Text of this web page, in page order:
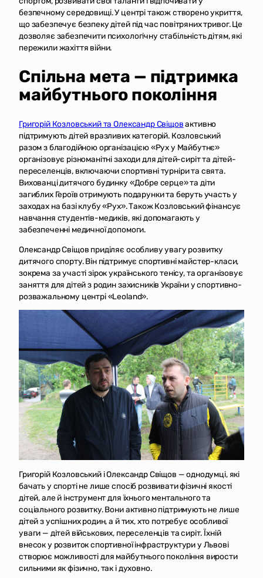
безпечному середовищі. У центрі також створено укриття,
що забезпечує безпеку дітей під час повітряних тривог. Це
дозволяє забезпечити психологічну стабільність дітям, які
пережили жахіття війни.
Спільна мета — підтримка
майбутнього покоління
Григорій Козловський та Олександр Свіщовактивно
підтримують дітей вразливих категорій. Козловський
разом з благодійною організацією «Рух у Майбутнє»
організовує різноманітні заходи для дітей-сиріт та дітей-
переселенців, включаючи спортивні турніри та свята.
Вихованці дитячого будинку «Добре серце» та діти
загиблих Героїв отримують подарунки та беруть участь у
заходах на базі клубу «Рух». Також Козловський фінансує
навчання студентів-медиків, які допомагають у
забезпеченні медичної допомоги.
Олександр Свіщов приділяє особливу увагу розвитку
дитячого спорту. Він підтримує спортивні майстер-класи,
зокрема за участі зірок українського тенісу, та організовує
заняття для дітей з родин захисників України у спортивно-
розважальному центрі «Leoland».
Григорій Козловський і Олександр Свіщов — однодумці, які
бачать у спорті не лише спосіб розвивати фізичні якості
дітей, але й інструмент для їхнього ментального та
соціального розвитку. Вони активно підтримують не лише
дітей з успішних родин, а й тих, хто потребує особливої
уваги — дітей військових, переселенців та сиріт. Їхній
внесок у розвиток спортивної інфраструктури у Львові
створює можливості для майбутнього покоління вирости
сильними як фізично, так і духовно.